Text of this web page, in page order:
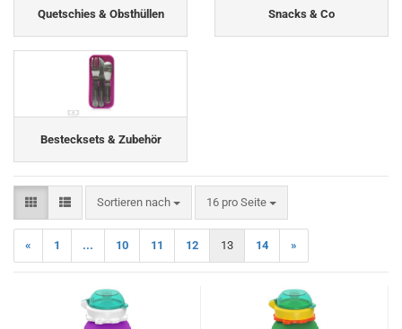
Quetschies & Obsthüllen Snacks & Co
Bestecksets & Zubehör
Sortieren nach
Sortieren nach 16 pro Seite
pro Seite
« 1 ... 10 11 12 13 14 »